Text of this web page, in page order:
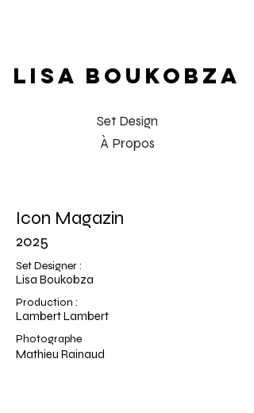
LISA BOUKOBZA
Set Design
À Propos
Icon Magazin
2025
Set Designer :
Lisa Boukobza
Production :
Lambert Lambert
Mathieu Rainaud
Photographe